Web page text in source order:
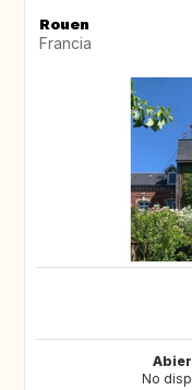
Rouen
Francia
No